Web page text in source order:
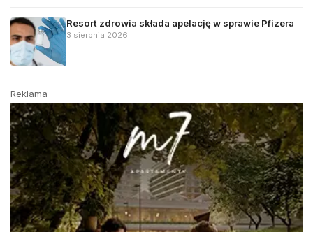
Resort zdrowia składa apelację w sprawie Pfizera
3 sierpnia 2026
Reklama